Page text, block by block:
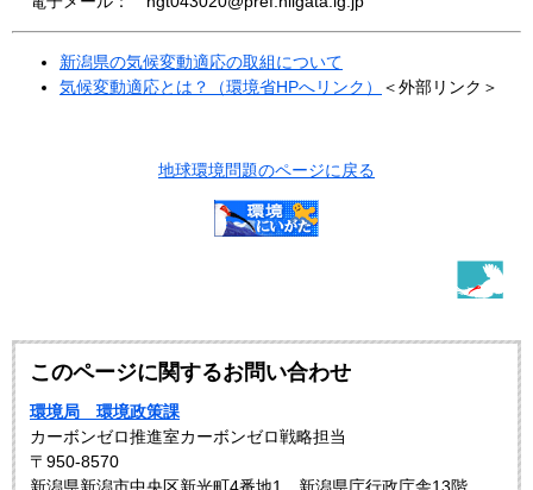
新潟県の気候変動適応の取組について
気候変動適応とは？（環境省HPへリンク）
＜外部リンク＞
地球環境問題のページに戻る
このページに関するお問い合わせ
環境局 環境政策課
カーボンゼロ推進室カーボンゼロ戦略担当
〒950-8570